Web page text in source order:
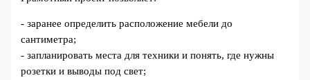
- заранее определить расположение мебели до
сантиметра;
- запланировать места для техники и понять, где нужны
розетки и выводы под свет;